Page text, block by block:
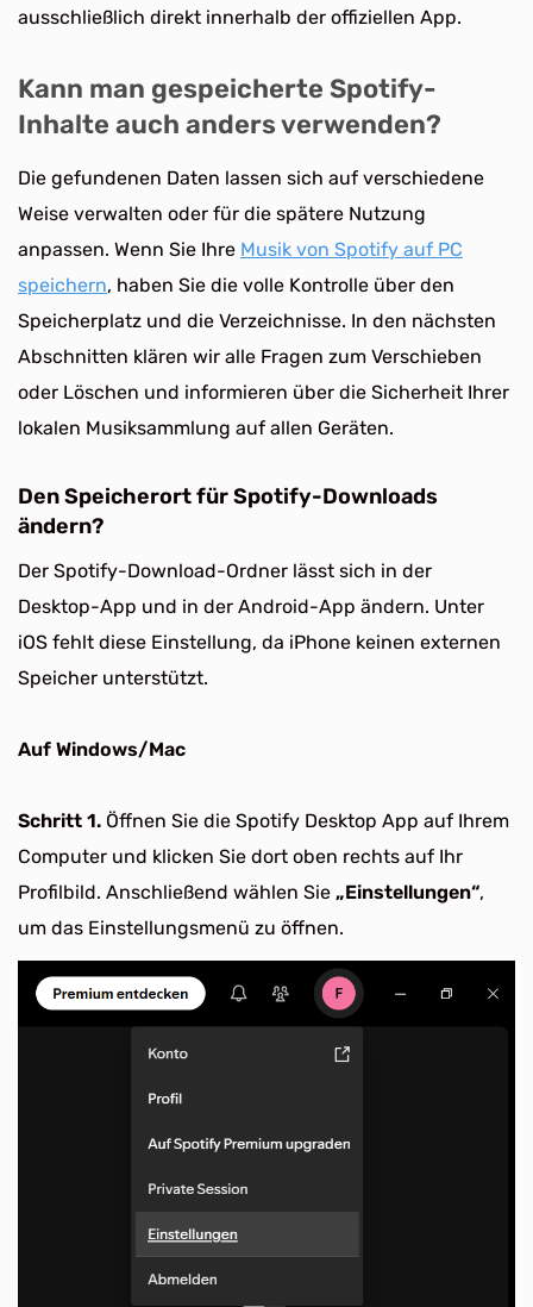
ausschließlich direkt innerhalb der offiziellen App.
Kann man gespeicherte Spotify-
Inhalte auch anders verwenden?
Die gefundenen Daten lassen sich auf verschiedene
Weise verwalten oder für die spätere Nutzung
anpassen. Wenn Sie Ihre Musik von Spotify auf PC
speichern, haben Sie die volle Kontrolle über den
Speicherplatz und die Verzeichnisse. In den nächsten
Abschnitten klären wir alle Fragen zum Verschieben
oder Löschen und informieren über die Sicherheit Ihrer
lokalen Musiksammlung auf allen Geräten.
Den Speicherort für Spotify-Downloads
ändern?
Der Spotify-Download-Ordner lässt sich in der
Desktop-App und in der Android-App ändern. Unter
iOS fehlt diese Einstellung, da iPhone keinen externen
Speicher unterstützt.
Auf Windows/Mac
Schritt 1. Öffnen Sie die Spotify Desktop App auf Ihrem
Computer und klicken Sie dort oben rechts auf Ihr
Profilbild. Anschließend wählen Sie „Einstellungen“,
um das Einstellungsmenü zu öffnen.